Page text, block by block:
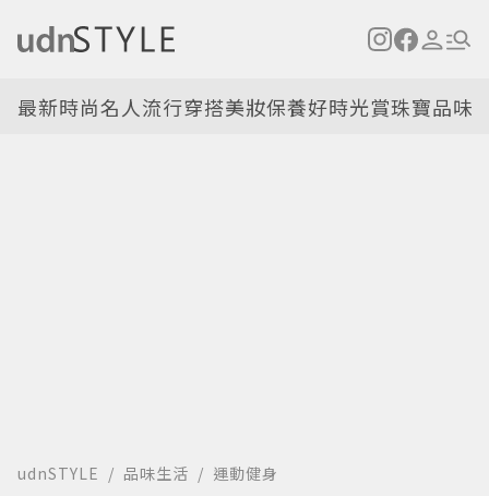
最新時尚名人流行穿搭美妝保養好時光賞珠寶品味
udnSTYLE 品味生活 運動健身